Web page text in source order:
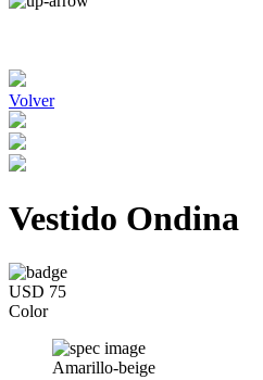
Volver
Vestido Ondina
USD 75
Color
Amarillo-beige